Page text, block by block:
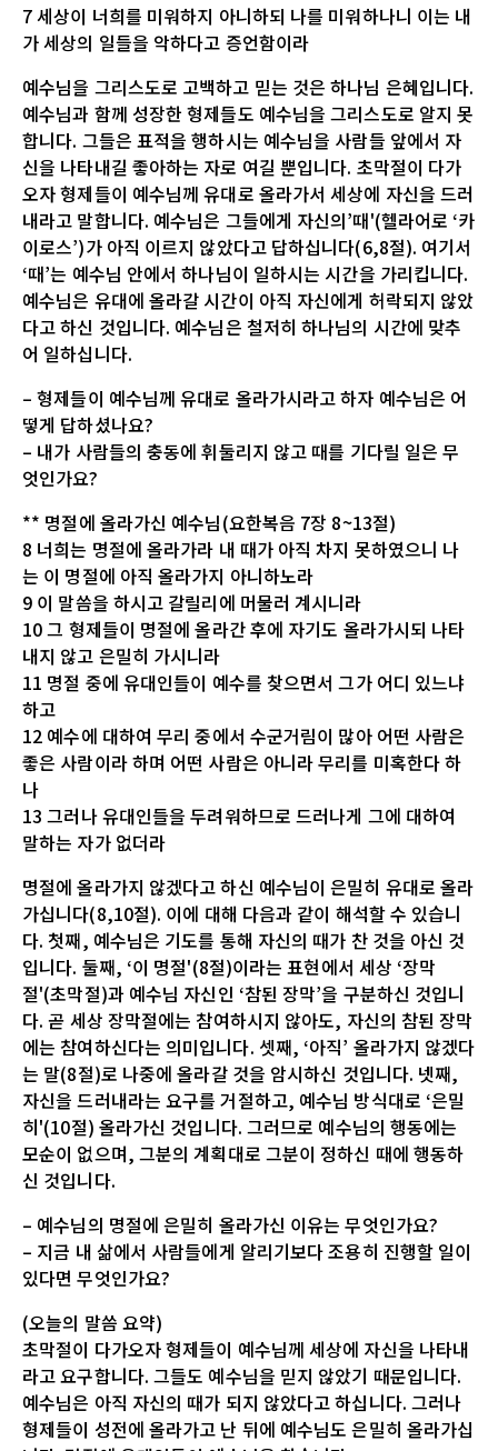
7 세상이 너희를 미워하지 아니하되 나를 미워하나니 이는 내
가 세상의 일들을 악하다고 증언함이라
예수님을 그리스도로 고백하고 믿는 것은 하나님 은혜입니다.
예수님과 함께 성장한 형제들도 예수님을 그리스도로 알지 못
합니다. 그들은 표적을 행하시는 예수님을 사람들 앞에서 자
신을 나타내길 좋아하는 자로 여길 뿐입니다. 초막절이 다가
오자 형제들이 예수님께 유대로 올라가서 세상에 자신을 드러
내라고 말합니다. 예수님은 그들에게 자신의’때'(헬라어로 ‘카
이로스’)가 아직 이르지 않았다고 답하십니다(6,8절). 여기서
‘때’는 예수님 안에서 하나님이 일하시는 시간을 가리킵니다.
예수님은 유대에 올라갈 시간이 아직 자신에게 허락되지 않았
다고 하신 것입니다. 예수님은 철저히 하나님의 시간에 맞추
어 일하십니다.
– 형제들이 예수님께 유대로 올라가시라고 하자 예수님은 어
떻게 답하셨나요?
– 내가 사람들의 충동에 휘둘리지 않고 때를 기다릴 일은 무
엇인가요?
** 명절에 올라가신 예수님(요한복음 7장 8~13절)
8 너희는 명절에 올라가라 내 때가 아직 차지 못하였으니 나
는 이 명절에 아직 올라가지 아니하노라
9 이 말씀을 하시고 갈릴리에 머물러 계시니라
10 그 형제들이 명절에 올라간 후에 자기도 올라가시되 나타
내지 않고 은밀히 가시니라
11 명절 중에 유대인들이 예수를 찾으면서 그가 어디 있느냐
하고
12 예수에 대하여 무리 중에서 수군거림이 많아 어떤 사람은
좋은 사람이라 하며 어떤 사람은 아니라 무리를 미혹한다 하
나
13 그러나 유대인들을 두려워하므로 드러나게 그에 대하여
말하는 자가 없더라
명절에 올라가지 않겠다고 하신 예수님이 은밀히 유대로 올라
가십니다(8,10절). 이에 대해 다음과 같이 해석할 수 있습니
다. 첫째, 예수님은 기도를 통해 자신의 때가 찬 것을 아신 것
입니다. 둘째, ‘이 명절'(8절)이라는 표현에서 세상 ‘장막
절'(초막절)과 예수님 자신인 ‘참된 장막’을 구분하신 것입니
다. 곧 세상 장막절에는 참여하시지 않아도, 자신의 참된 장막
에는 참여하신다는 의미입니다. 셋째, ‘아직’ 올라가지 않겠다
는 말(8절)로 나중에 올라갈 것을 암시하신 것입니다. 넷째,
자신을 드러내라는 요구를 거절하고, 예수님 방식대로 ‘은밀
히'(10절) 올라가신 것입니다. 그러므로 예수님의 행동에는
모순이 없으며, 그분의 계획대로 그분이 정하신 때에 행동하
신 것입니다.
– 예수님의 명절에 은밀히 올라가신 이유는 무엇인가요?
– 지금 내 삶에서 사람들에게 알리기보다 조용히 진행할 일이
있다면 무엇인가요?
(오늘의 말씀 요약)
초막절이 다가오자 형제들이 예수님께 세상에 자신을 나타내
라고 요구합니다. 그들도 예수님을 믿지 않았기 때문입니다.
예수님은 아직 자신의 때가 되지 않았다고 하십니다. 그러나
형제들이 성전에 올라가고 난 뒤에 예수님도 은밀히 올라가십